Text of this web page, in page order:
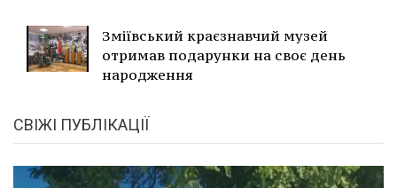
Зміївський краєзнавчий музей
отримав подарунки на своє день
народження
СВІЖІ ПУБЛІКАЦІЇ